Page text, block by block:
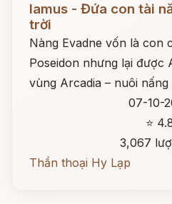
Iamus - Đứa con tài
trời
Nàng Evadne vốn là con
Poseidon nhưng lại được
vùng Arcadia – nuôi nấng
07-10-
⭐
3,067
Thần thoại Hy Lạp